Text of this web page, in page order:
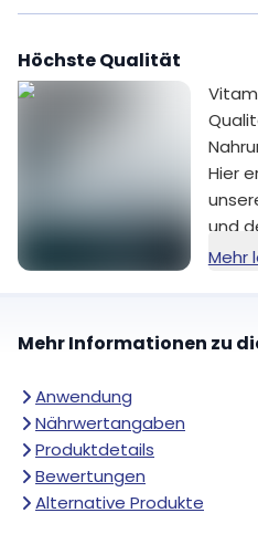
sich
ideal
Höchste Qualität
Hier
und
Mehr
Mehr Informationen zu
Anwendung
Nährwertangaben
Produktdetails
Bewertungen
Alternative Produkte